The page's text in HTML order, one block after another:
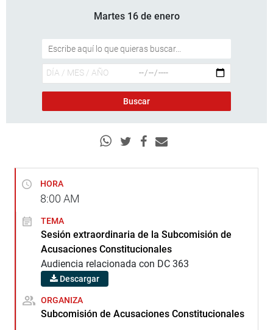
Martes 16 de enero
HORA
8:00 AM
TEMA
Sesión extraordinaria de la Subcomisión de
Acusaciones Constitucionales
Audiencia relacionada con DC 363
Descargar
ORGANIZA
Subcomisión de Acusaciones Constitucionales